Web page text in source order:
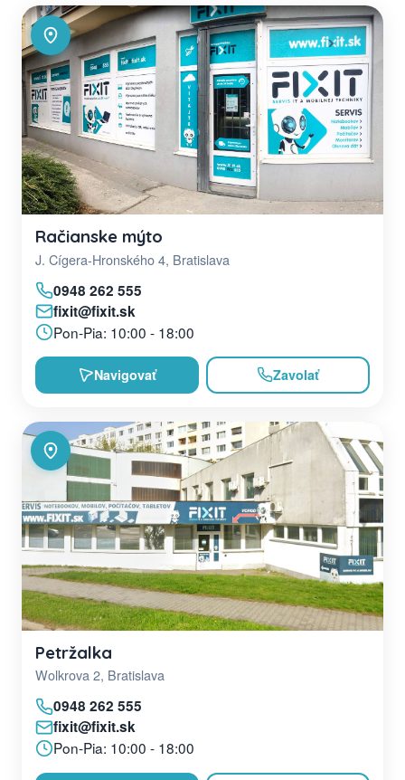
Račianske mýto
J. Cígera-Hronského 4, Bratislava
0948 262 555
fixit@fixit.sk
Pon-Pia: 10:00 - 18:00
Navigovať Zavolať
Petržalka
Wolkrova 2, Bratislava
0948 262 555
fixit@fixit.sk
Pon-Pia: 10:00 - 18:00